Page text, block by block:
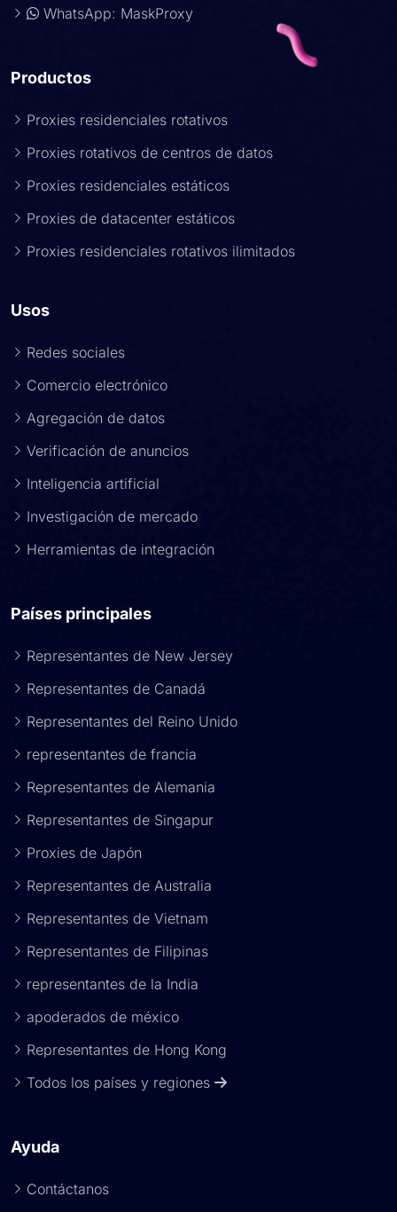
WhatsApp: MaskProxy
Productos
Proxies residenciales rotativos
Proxies rotativos de centros de datos
Proxies residenciales estáticos
Proxies de datacenter estáticos
Proxies residenciales rotativos ilimitados
Usos
Redes sociales
Comercio electrónico
Agregación de datos
Verificación de anuncios
Inteligencia artificial
Investigación de mercado
Herramientas de integración
Países principales
Representantes de New Jersey
Representantes de Canadá
Representantes del Reino Unido
representantes de francia
Representantes de Alemania
Representantes de Singapur
Proxies de Japón
Representantes de Australia
Representantes de Vietnam
Representantes de Filipinas
representantes de la India
apoderados de méxico
Representantes de Hong Kong
Todos los países y regiones
Ayuda
Contáctanos